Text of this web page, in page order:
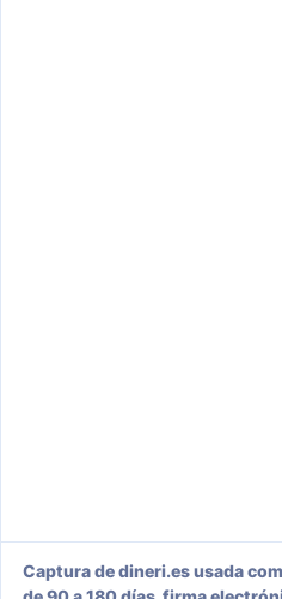
Captura de dineri.es usada